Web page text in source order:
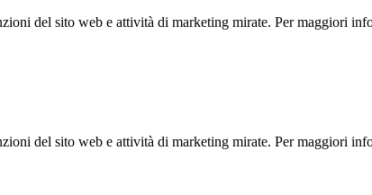
del sito web e attività di marketing mirate. Per maggiori
del sito web e attività di marketing mirate. Per maggiori